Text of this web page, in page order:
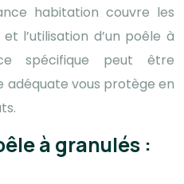
habitation couvre les
l’utilisation d’un poêle à
spécifique peut être
adéquate vous protège en
à granulés :